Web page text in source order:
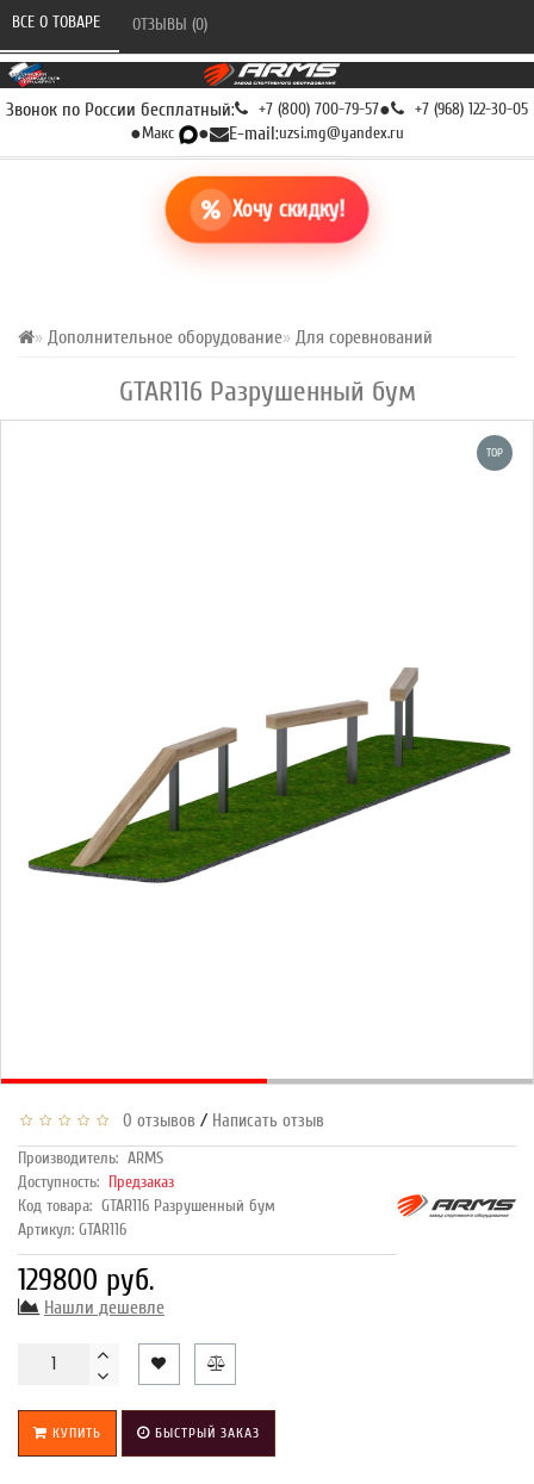
Звонок по России бесплатный: +7 (800) 700-79-57● +7 (968) 122-30-05
●Макс ● E-mail:uzsi.mg@yandex.ru
Хочу скидку!
Дополнительное оборудование Для соревнований
GTAR116 Разрушенный бум
ВСЕ О ТОВАРЕ ОТЗЫВЫ (0)
TOP
0 отзывов / Написать отзыв
Производитель: ARMS
Доступность: Предзаказ
Код товара: GTAR116 Разрушенный бум
Артикул: GTAR116
129800 руб.
Нашли дешевле
КУПИТЬ БЫСТРЫЙ ЗАКАЗ